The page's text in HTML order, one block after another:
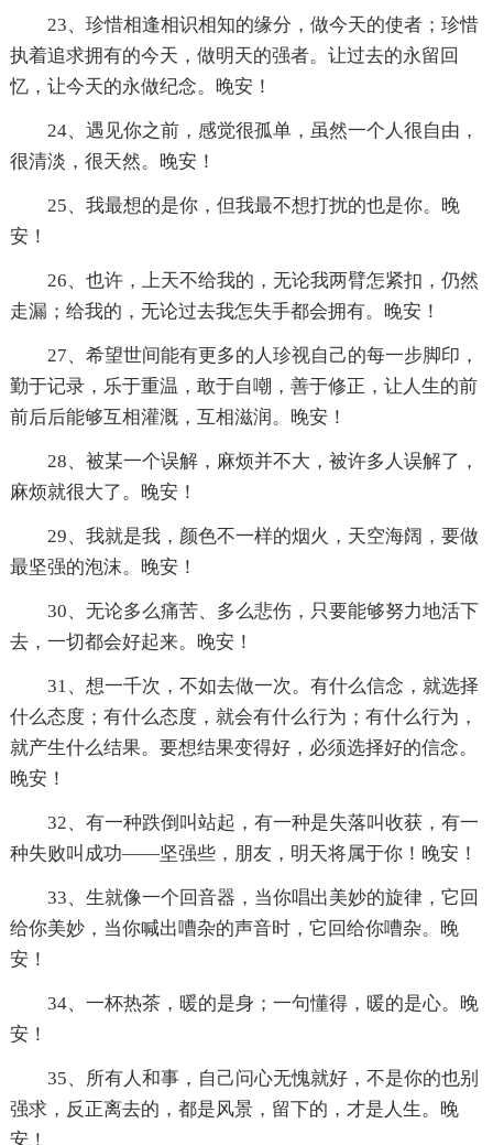
23、珍惜相逢相识相知的缘分，做今天的使者；珍惜
执着追求拥有的今天，做明天的强者。让过去的永留回
忆，让今天的永做纪念。晚安！
24、遇见你之前，感觉很孤单，虽然一个人很自由，
很清淡，很天然。晚安！
25、我最想的是你，但我最不想打扰的也是你。晚
安！
26、也许，上天不给我的，无论我两臂怎紧扣，仍然
走漏；给我的，无论过去我怎失手都会拥有。晚安！
27、希望世间能有更多的人珍视自己的每一步脚印，
勤于记录，乐于重温，敢于自嘲，善于修正，让人生的前
前后后能够互相灌溉，互相滋润。晚安！
28、被某一个误解，麻烦并不大，被许多人误解了，
麻烦就很大了。晚安！
29、我就是我，颜色不一样的烟火，天空海阔，要做
最坚强的泡沫。晚安！
30、无论多么痛苦、多么悲伤，只要能够努力地活下
去，一切都会好起来。晚安！
31、想一千次，不如去做一次。有什么信念，就选择
什么态度；有什么态度，就会有什么行为；有什么行为，
就产生什么结果。要想结果变得好，必须选择好的信念。
晚安！
32、有一种跌倒叫站起，有一种是失落叫收获，有一
种失败叫成功——坚强些，朋友，明天将属于你！晚安！
33、生就像一个回音器，当你唱出美妙的旋律，它回
给你美妙，当你喊出嘈杂的声音时，它回给你嘈杂。晚
安！
34、一杯热茶，暖的是身；一句懂得，暖的是心。晚
安！
35、所有人和事，自己问心无愧就好，不是你的也别
强求，反正离去的，都是风景，留下的，才是人生。晚
安！